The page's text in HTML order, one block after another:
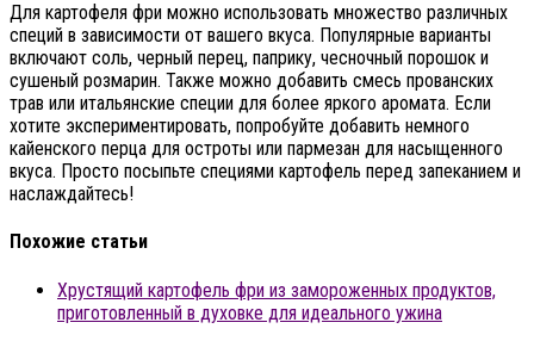
Для картофеля фри можно использовать множество различных
специй в зависимости от вашего вкуса. Популярные варианты
включают соль, черный перец, паприку, чесночный порошок и
сушеный розмарин. Также можно добавить смесь прованских
трав или итальянские специи для более яркого аромата. Если
хотите экспериментировать, попробуйте добавить немного
кайенского перца для остроты или пармезан для насыщенного
вкуса. Просто посыпьте специями картофель перед запеканием и
наслаждайтесь!
Похожие статьи
Хрустящий картофель фри из замороженных продуктов,
приготовленный в духовке для идеального ужина